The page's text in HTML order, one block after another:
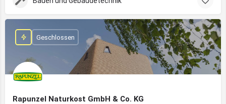
Rapunzel Naturkost GmbH & Co. KG
Geschlossen